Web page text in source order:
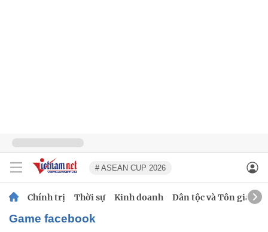
# ASEAN CUP 2026
Chính trị Thời sự Kinh doanh Dân tộc và Tôn giáo
game facebook